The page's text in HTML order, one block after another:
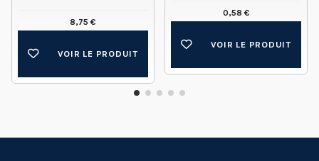
8,75 €
VOIR LE PRODUIT
0,58 €
VOIR LE PRODUIT